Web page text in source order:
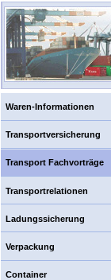
Waren-Informationen
Transportversicherung
Transport Fachvorträge
Transportrelationen
Ladungssicherung
Verpackung
Container